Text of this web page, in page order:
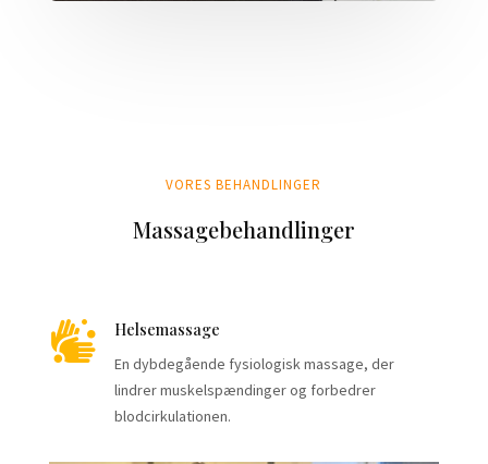
VORES BEHANDLINGER
Massagebehandlinger
 Helsemassage
En dybdegående fysiologisk massage, der
lindrer muskelspændinger og forbedrer
blodcirkulationen.